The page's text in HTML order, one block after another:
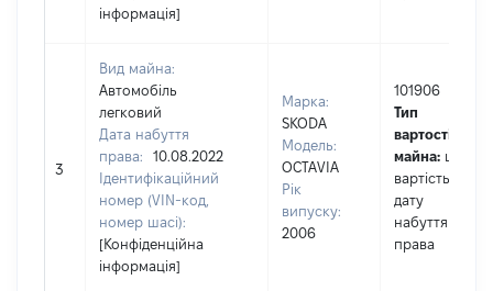
інформація]
3
Вид майна:
Автомобіль
легковий
Дата набуття
права:
10.08.2022
Ідентифікаційний
номер (VIN-код,
номер шасі):
[Конфіденційна
інформація]
Марка:
SKODA
Модель:
OCTAVIA
Рік
випуску:
2006
101906
Тип
вартості
майна: це
вартість на
дату
набуття
права